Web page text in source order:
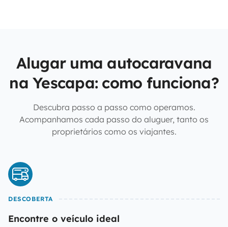
Alugar uma autocaravana
na Yescapa: como funciona?
Descubra passo a passo como operamos.
Acompanhamos cada passo do aluguer, tanto os
proprietários como os viajantes.
DESCOBERTA
Encontre o veículo ideal